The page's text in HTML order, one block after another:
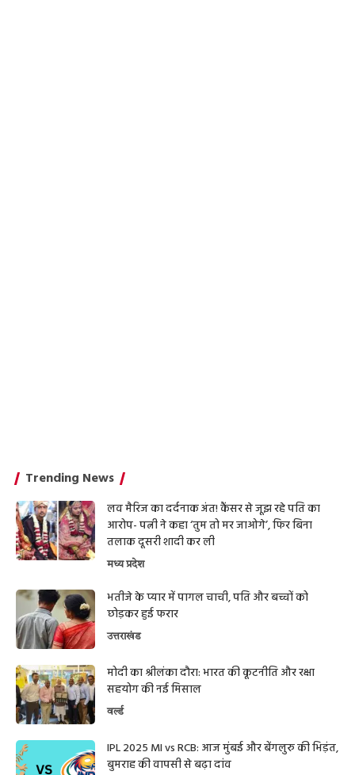
Trending News
लव मैरिज का दर्दनाक अंत! कैंसर से जूझ रहे पति का
आरोप- पत्नी ने कहा ‘तुम तो मर जाओगे’, फिर बिना
तलाक दूसरी शादी कर ली
मध्य प्रदेश
भतीजे के प्यार में पागल चाची, पति और बच्चों को
छोड़कर हुई फरार
उत्तराखंड
मोदी का श्रीलंका दौरा: भारत की कूटनीति और रक्षा
सहयोग की नई मिसाल
वर्ल्ड
IPL 2025 MI vs RCB: आज मुंबई और बेंगलुरु की भिड़ंत,
बुमराह की वापसी से बढ़ा दांव